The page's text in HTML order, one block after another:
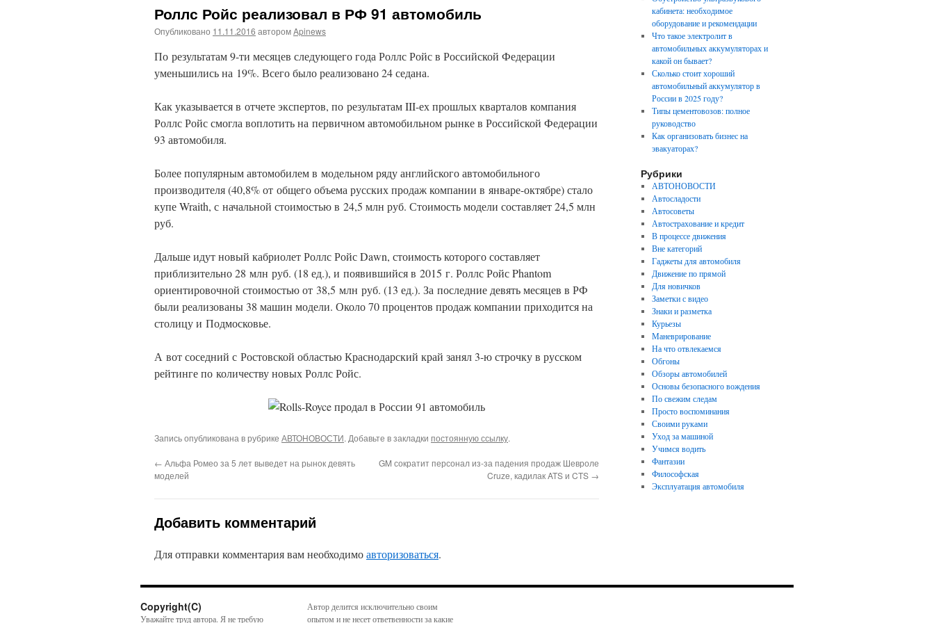
Роллс Ройс реализовал в РФ 91 автомобиль
Опубликовано 11.11.2016 авторомApinews
По результатам 9-ти месяцев следующего года Роллс Ройс в Российской Федерации
уменьшились на 19%. Всего было реализовано 24 седана.
Как указывается в отчете экспертов, по результатам III-ех прошлых кварталов компания
Роллс Ройс смогла воплотить на первичном автомобильном рынке в Российской Федерации
93 автомобиля.
Более популярным автомобилем в модельном ряду английского автомобильного
производителя (40,8% от общего объема русских продаж компании в январе-октябре) стало
купе Wraith, с начальной стоимостью в 24,5 млн руб. Стоимость модели составляет 24,5 млн
руб.
Дальше идут новый кабриолет Роллс Ройс Dawn, стоимость которого составляет
приблизительно 28 млн руб. (18 ед.), и появившийся в 2015 г. Роллс Ройс Phantom
ориентировочной стоимостью от 38,5 млн руб. (13 ед.). За последние девять месяцев в РФ
были реализованы 38 машин модели. Около 70 процентов продаж компании приходится на
столицу и Подмосковье.
А вот соседний с Ростовской областью Краснодарский край занял 3-ю строчку в русском
рейтинге по количеству новых Роллс Ройс.
Запись опубликована в рубрике АВТОНОВОСТИ. Добавьте в закладки постоянную ссылку.
← Альфа Ромео за 5 лет выведет на рынок девять
моделей
GM сократит персонал из-за падения продаж Шевроле
Cruze, кадилак ATS и CTS →
Добавить комментарий
Для отправки комментария вам необходимоавторизоваться.
кабинета: необходимое
оборудование и рекомендации
Что такое электролит в
автомобильных аккумуляторах и
какой он бывает?
Сколько стоит хороший
автомобильный аккумулятор в
России в 2025 году?
Типы цементовозов: полное
руководство
Как организовать бизнес на
эвакуаторах?
Рубрики
АВТОНОВОСТИ
Автосладости
Автосоветы
Автострахование и кредит
В процессе движения
Вне категорий
Гаджеты для автомобиля
Движение по прямой
Для новичков
Заметки с видео
Знаки и разметка
Курьезы
Маневрирование
На что отвлекаемся
Обгоны
Обзоры автомобилей
Основы безопасного вождения
По свежим следам
Просто воспоминания
Своими руками
Уход за машиной
Учимся водить
Фантазии
Философская
Эксплуатация автомобиля
Copyright(C)
Уважайте труд автора. Я не требую
Автор делится исключительно своим
опытом и не несет ответвенности за какие